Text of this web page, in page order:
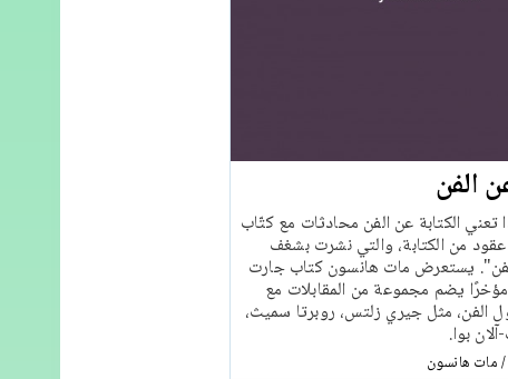
الفن
الكتابة عن الفن محادثات مع كتّاب
من الكتابة، والتي نشرت بشغف
يستعرض مات هانسون كتاب جارت
يضم مجموعة من المقابلات مع
الفن، مثل جيري زلتس، روبرتا سميث،
بوا.
/مات هانسون